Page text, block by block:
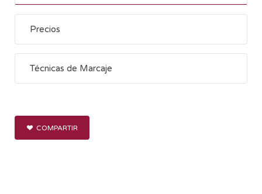
Precios
Técnicas de Marcaje
COMPARTIR